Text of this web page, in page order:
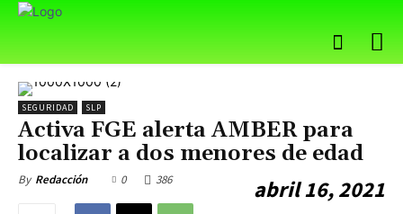
SEGURIDAD SLP
Activa FGE alerta AMBER para
localizar a dos menores de edad
By Redacción abril 16, 2021
0 386